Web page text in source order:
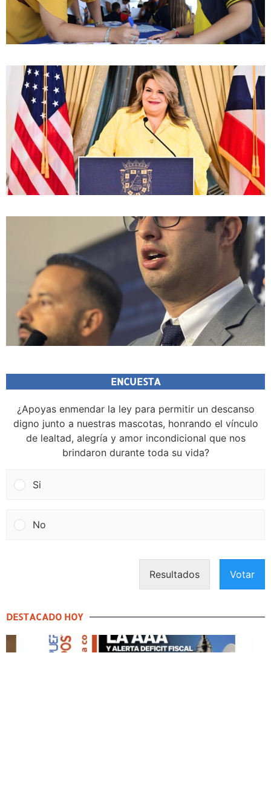
ENCUESTA
¿Apoyas enmendar la ley para permitir un descanso
digno junto a nuestras mascotas, honrando el vínculo
de lealtad, alegría y amor incondicional que nos
brindaron durante toda su vida?
Si
No
Resultados Votar
DESTACADO HOY